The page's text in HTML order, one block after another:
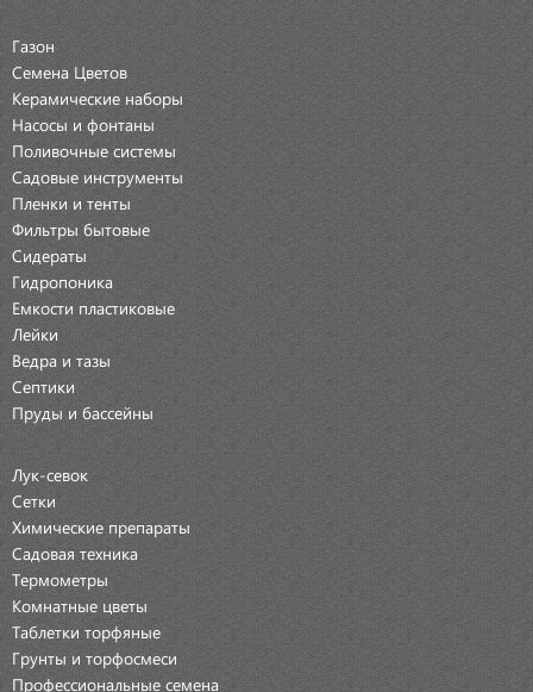
Газон
Семена Цветов
Керамические наборы
Насосы и фонтаны
Поливочные системы
Садовые инструменты
Пленки и тенты
Фильтры бытовые
Сидераты
Гидропоника
Емкости пластиковые
Лейки
Ведра и тазы
Септики
Пруды и бассейны
Лук-севок
Сетки
Химические препараты
Садовая техника
Термометры
Комнатные цветы
Таблетки торфяные
Грунты и торфосмеси
Профессиональные семена